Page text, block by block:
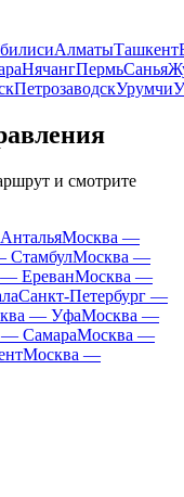
АлматыТашкент
НячангПермьСанья
ПетрозаводскУрумчи
и смотрите
Москва —
СтамбулМосква —
ЕреванМосква —
Санкт-Петербург —
— УфаМосква —
СамараМосква —
Москва —